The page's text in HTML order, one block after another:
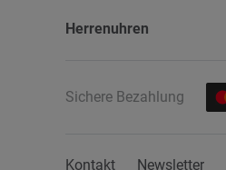
Herrenuhren
Sichere Bezahlung
Kontakt Newsletter